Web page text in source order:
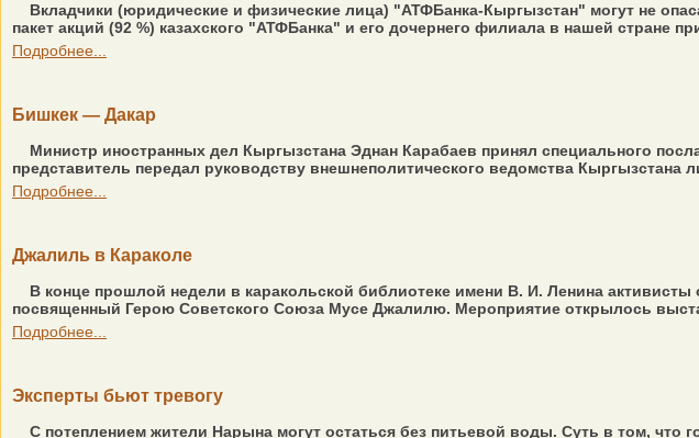
Вкладчики (юридические и физические лица) "АТФБанка-Кыргызстан" могут не
пакет акций (92 %) казахского "АТФБанка" и его дочернего филиала в нашей стране
Подробнее...
Бишкек — Дакар
Министр иностранных дел Кыргызстана Эднан Карабаев принял специального
представитель передал руководству внешнеполитического ведомства Кыргызстана
Подробнее...
Джалиль в Караколе
В конце прошлой недели в каракольской библиотеке имени В. И. Ленина
посвященный Герою Советского Союза Мусе Джалилю. Мероприятие открылось
Подробнее...
Эксперты бьют тревогу
С потеплением жители Нарына могут остаться без питьевой воды. Суть в том,